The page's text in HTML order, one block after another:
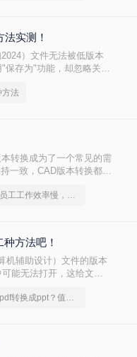
实测！
）文件无法被低版本
保存为"功能，却忽略关键
，明确标注每种方案的适
法
转换成为了一个常见的需
一致，CAD版本转换都显
不是这届员工工作效率慢，是你不会pdf转换ppt这一招！
方法吧！
机辅助设计）文件的版本
能无法打开，这给文件
。
怎么实现pdf转换成ppt？值得一试的技巧